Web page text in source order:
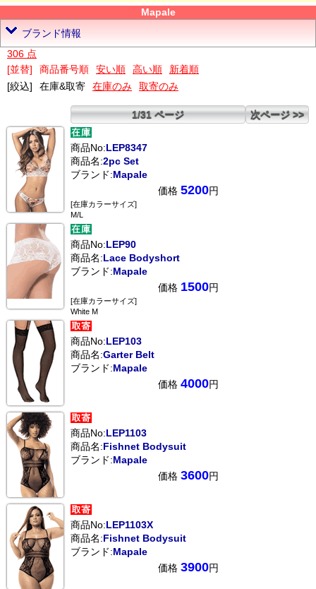
Mapale
ブランド情報
306 点
[並替]
商品番号順 安い順 高い順
新着順
[絞込]
在庫&取寄 在庫のみ 取寄のみ
1/31 ページ 次ページ >>
商品No:LEP8347
商品名:2pc Set
ブランド:Mapale
価格 5200円
[在庫カラーサイズ]
M/L
商品No:LEP90
商品名:Lace Bodyshort
ブランド:Mapale
価格 1500円
[在庫カラーサイズ]
White M
商品No:LEP103
商品名:Garter Belt
ブランド:Mapale
価格 4000円
商品No:LEP1103
商品名:Fishnet Bodysuit
ブランド:Mapale
価格 3600円
商品No:LEP1103X
商品名:Fishnet Bodysuit
ブランド:Mapale
価格 3900円